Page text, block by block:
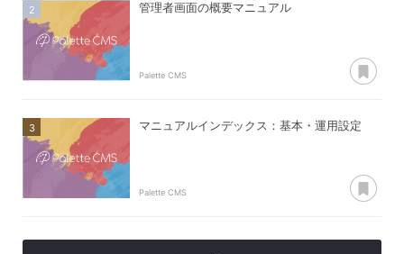
管理者画面の概要マニュアル
Palette CMS
マニュアルインデックス：基本・運用設定
Palette CMS